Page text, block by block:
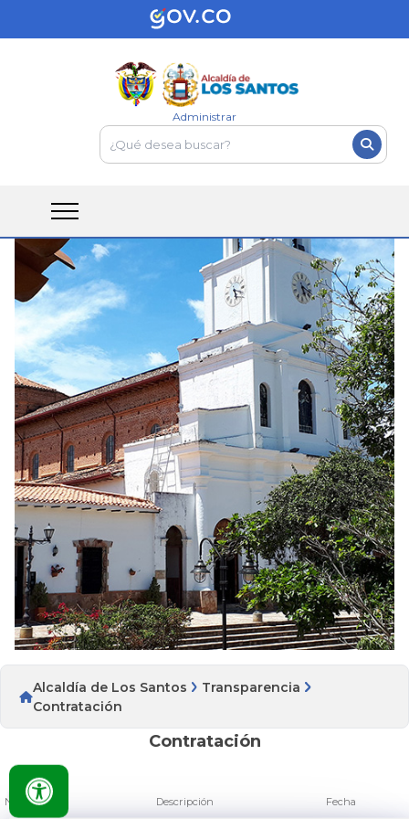
Administrar
Alcaldía de Los Santos
Transparencia
Contratación
Contratación
Nombre Descripción Fecha